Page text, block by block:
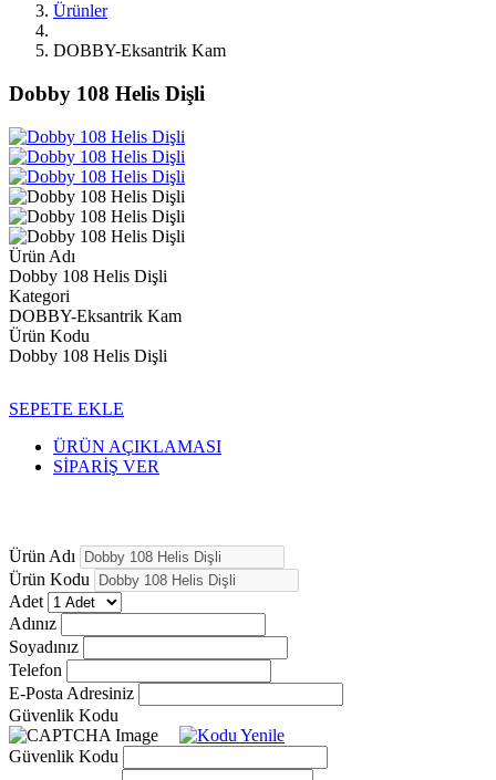
Ürünler
DOBBY-Eksantrik Kam
Dobby 108 Helis Dişli
Ürün Adı
Dobby 108 Helis Dişli
Kategori
DOBBY-Eksantrik Kam
Ürün Kodu
Dobby 108 Helis Dişli
SEPETE EKLE
ÜRÜN AÇIKLAMASI
SİPARİŞ VER
Ürün Adı
Ürün Kodu
Adet
Adınız
Soyadınız
Telefon
E-Posta Adresiniz
Güvenlik Kodu
Güvenlik Kodu